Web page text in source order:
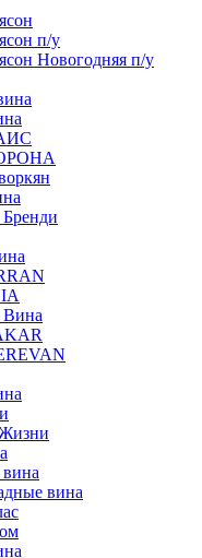
п/у
Новогодняя п/у
Вина
вина